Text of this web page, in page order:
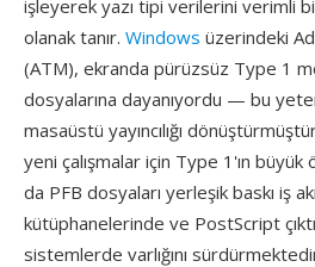
işleyerek yazı tipi verilerini verimli
olanak tanır. Windows üzerindeki
(ATM), ekranda pürüzsüz Type 1
dosyalarına dayanıyordu — bu
masaüstü yayıncılığı
yeni çalışmalar için Type 1'ın büyük
da PFB dosyaları yerleşik baskı iş
kütüphanelerinde ve PostScript
sistemlerde varlığını